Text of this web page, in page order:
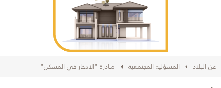
عن البلاد المسؤلية المجتمعية مبادرة "الادخار في المسكن"